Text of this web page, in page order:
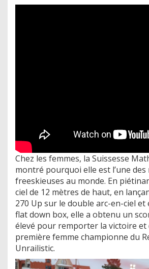
Chez les femmes, la Suissesse
montré pourquoi elle est l’une des
freeskieuses au monde. En
ciel de 12 mètres de haut, en
270 Up sur le double arc-en-ciel et
flat down box, elle a obtenu un
élevé pour remporter la victoire et
première femme championne du
Unrailistic.